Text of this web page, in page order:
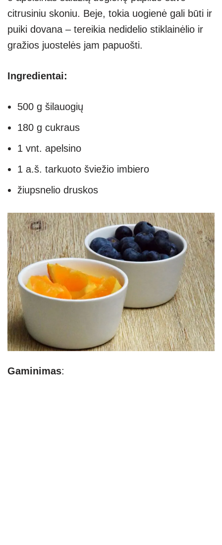
citrusiniu skoniu. Beje, tokia uogienė gali būti ir
puiki dovana – tereikia nedidelio stiklainėlio ir
gražios juostelės jam papuošti.
Ingredientai:
500 g šilauogių
180 g cukraus
1 vnt. apelsino
1 a.š. tarkuoto šviežio imbiero
žiupsnelio druskos
Gaminimas: